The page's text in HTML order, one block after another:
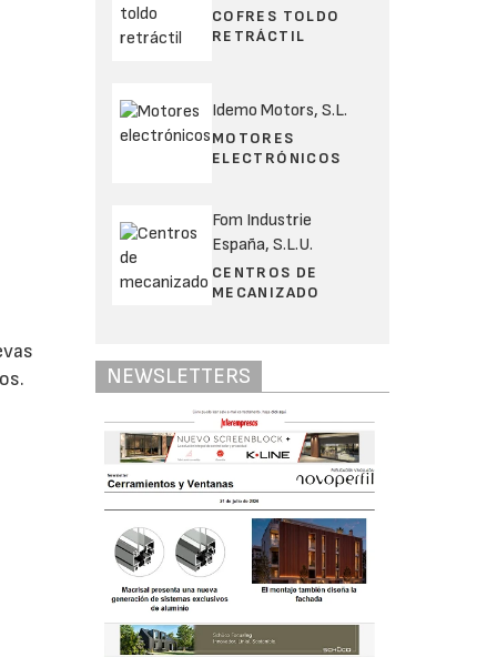
COFRES TOLDO
RETRÁCTIL
Idemo Motors, S.L.
MOTORES
ELECTRÓNICOS
Fom Industrie
España, S.L.U.
CENTROS DE
MECANIZADO
NEWSLETTERS